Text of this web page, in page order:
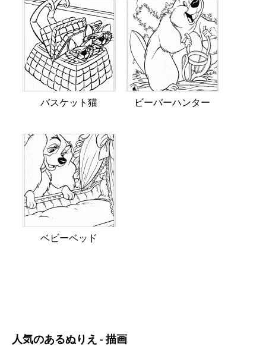
バスケット猫 ビーバーハンター
ベビーベッド
人気のあるぬりえ - 描画